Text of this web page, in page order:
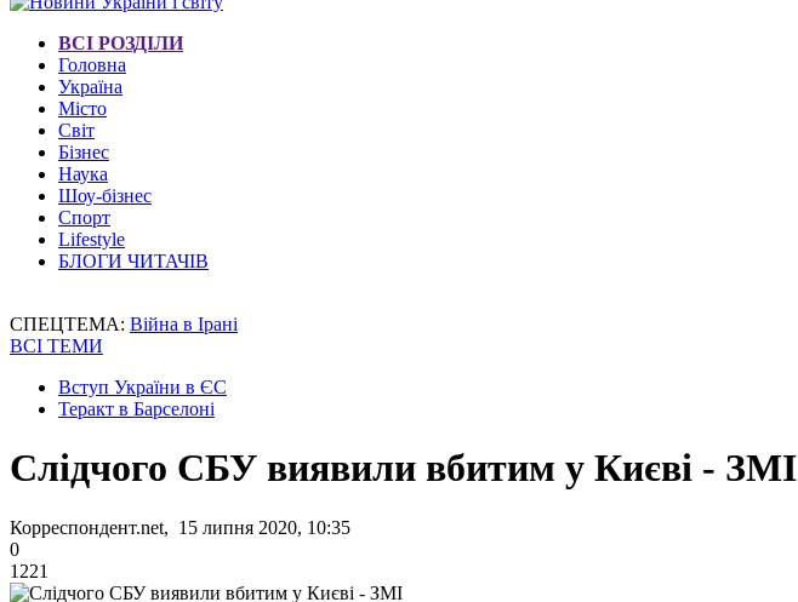
ВСІ РОЗДІЛИ
Головна
Україна
Місто
Світ
Бізнес
Наука
Шоу-бізнес
Спорт
Lifestyle
БЛОГИ ЧИТАЧІВ
СПЕЦТЕМА: Війна в Ірані
ВСІ ТЕМИ
Вступ України в ЄС
Теракт в Барселоні
Слідчого СБУ виявили вбитим у Києві - ЗМІ
Корреспондент.net, 15 липня 2020, 10:35
0
1221